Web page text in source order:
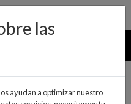
las
ayudan a optimizar nuestro